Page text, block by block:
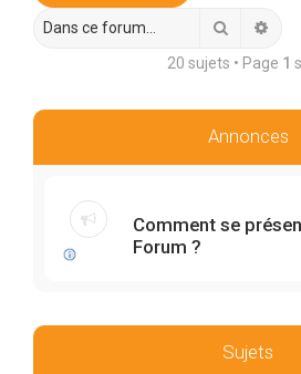
Rechercher
20 sujets • Page 1
Annonces
Comment se
Forum ?
Sujets